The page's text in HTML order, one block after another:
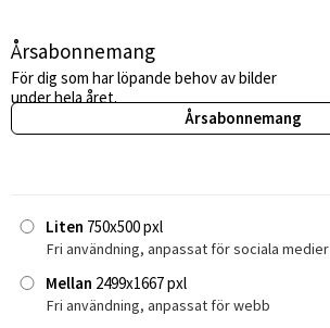
Årsabonnemang
För dig som har löpande behov av bilder
under hela året.
Årsabonnemang
Liten 750x500 pxl
Fri användning, anpassat för sociala medier
Mellan 2499x1667 pxl
Fri användning, anpassat för webb